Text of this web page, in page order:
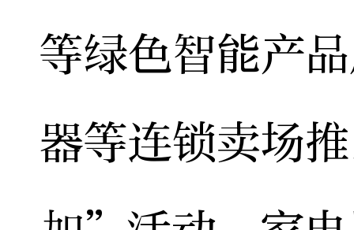
等绿色智能产
器等连锁卖场